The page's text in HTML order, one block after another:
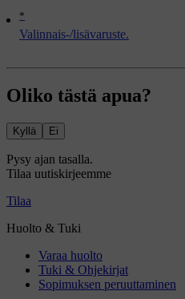
*
Valinnais-/lisävaruste.
Oliko tästä apua?
Kyllä Ei